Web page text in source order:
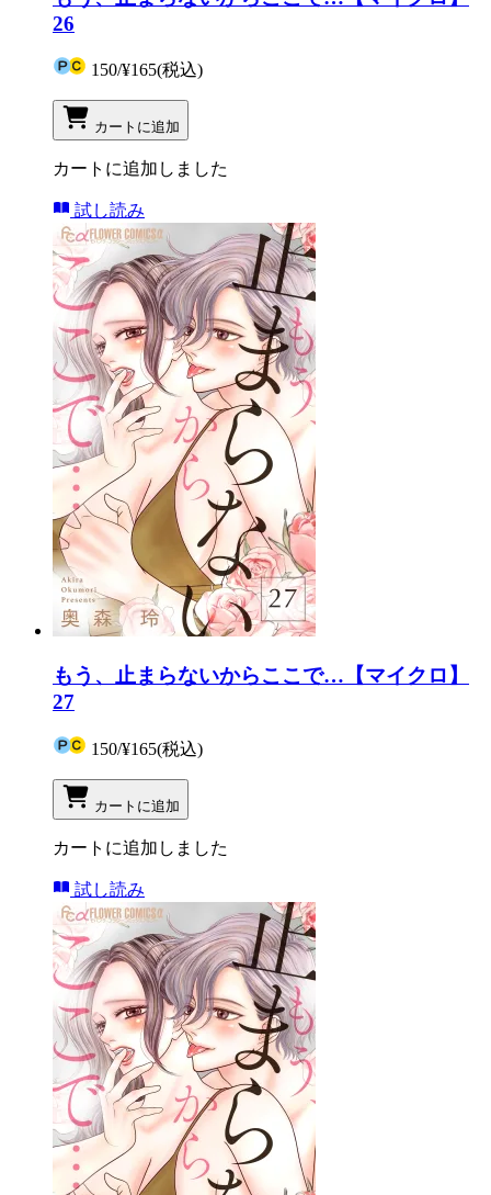
26
150/¥165(税込)
カートに追加
カートに追加しました
試し読み
もう、止まらないからここで…【マイクロ】
27
150/¥165(税込)
カートに追加
カートに追加しました
試し読み